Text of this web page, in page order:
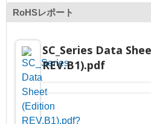
RoHSレポート
SC_Series Data
REV.B1).pdf